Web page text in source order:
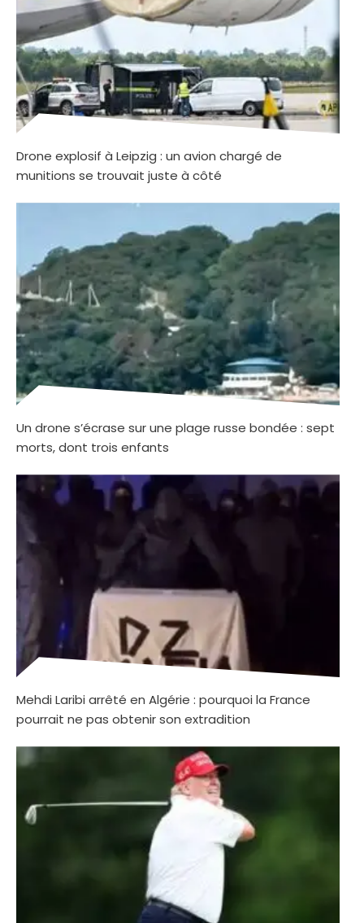
Drone explosif à Leipzig : un avion chargé de
munitions se trouvait juste à côté
Un drone s’écrase sur une plage russe bondée : sept
morts, dont trois enfants
Mehdi Laribi arrêté en Algérie : pourquoi la France
pourrait ne pas obtenir son extradition